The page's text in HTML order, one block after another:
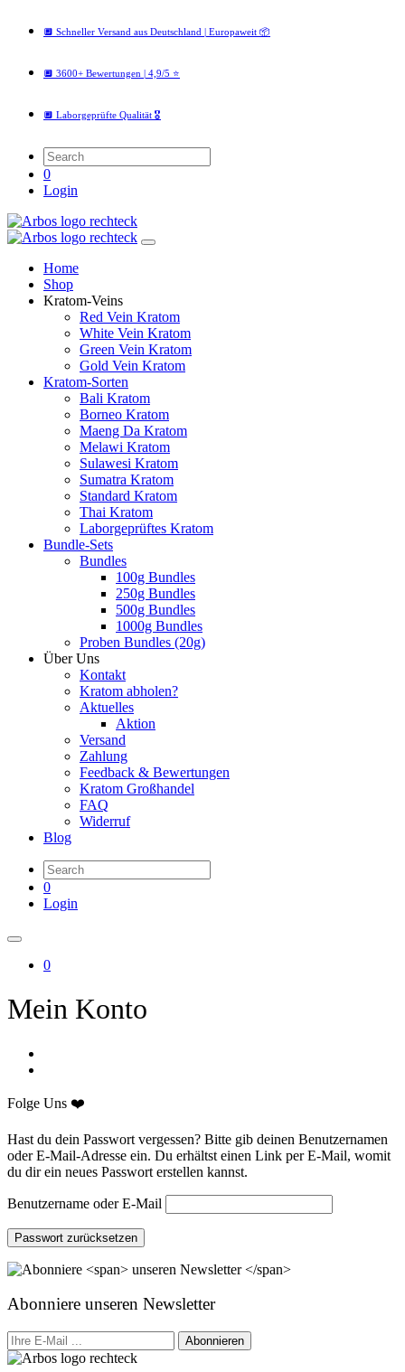
🔲 Schneller Versand aus Deutschland | Europaweit 📦
🔲 3600+ Bewertungen | 4,9/5 ⭐️
🔲 Laborgeprüfte Qualität 🎖️
0
Login
Home
Shop
Kratom-Veins
Red Vein Kratom
White Vein Kratom
Green Vein Kratom
Gold Vein Kratom
Kratom-Sorten
Bali Kratom
Borneo Kratom
Maeng Da Kratom
Melawi Kratom
Sulawesi Kratom
Sumatra Kratom
Standard Kratom
Thai Kratom
Laborgeprüftes Kratom
Bundle-Sets
Bundles
100g Bundles
250g Bundles
500g Bundles
1000g Bundles
Proben Bundles (20g)
Über Uns
Kontakt
Kratom abholen?
Aktuelles
Aktion
Versand
Zahlung
Feedback & Bewertungen
Kratom Großhandel
FAQ
Widerruf
Blog
0
Login
0
Mein Konto
Folge Uns ❤️
Hast du dein Passwort vergessen? Bitte gib deinen Benutzernamen
oder E-Mail-Adresse ein. Du erhältst einen Link per E-Mail, womit
du dir ein neues Passwort erstellen kannst.
Benutzername oder E-Mail
Passwort zurücksetzen
Abonniere unseren Newsletter
Abonnieren